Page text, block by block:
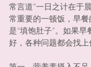
常言道“一日之计在于
常重要的一顿饭，早
是“填饱肚子”。如果
好，各种问题都会找上